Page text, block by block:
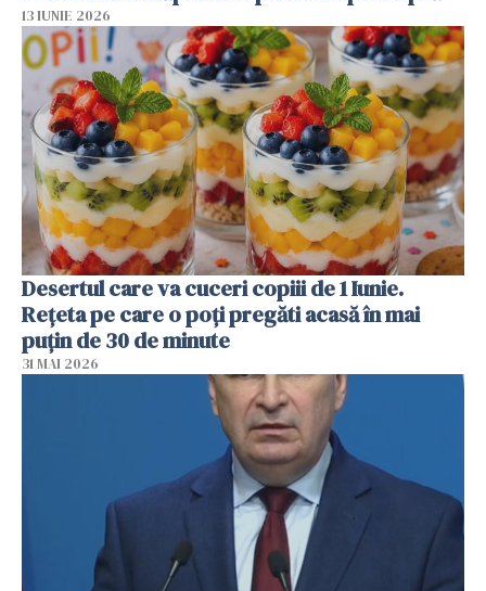
13 IUNIE 2026
Desertul care va cuceri copiii de 1 Iunie.
Rețeta pe care o poți pregăti acasă în mai
puțin de 30 de minute
31 MAI 2026